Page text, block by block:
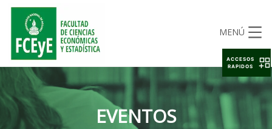
MENÚ
EVENTOS
ACCESOS
RAPIDOS